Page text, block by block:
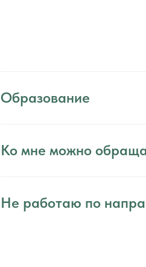
Образование
Ко мне можно
Не работаю по